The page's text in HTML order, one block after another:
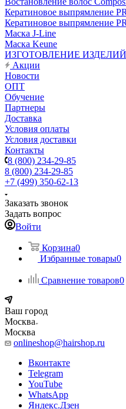
Кератиновое выпрямление
Кератиновое выпрямление
Маска J-Line
Маска Keune
ИЗГОТОВЛЕНИЕ
Акции
Новости
ОПТ
Обучение
Партнеры
Доставка
Условия оплаты
Условия доставки
Контакты
8 (800) 234-29-85
8 (800) 234-29-85
+7 (499) 350-62-13
Заказать звонок
Задать вопрос
Войти
Корзина0
Избранные товары0
Сравнение товаров0
Ваш город
Москва
Москва
onlineshop@hairshop.ru
Вконтакте
Telegram
YouTube
WhatsApp
Яндекс.Дзен